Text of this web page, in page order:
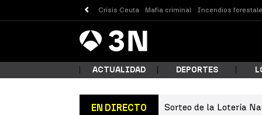
Crisis Ceuta Mafia criminal Incendios
Antena
3 Noticias
ACTUALIDAD DEPORTES
EN DIRECTO Sorteo de la Lotería